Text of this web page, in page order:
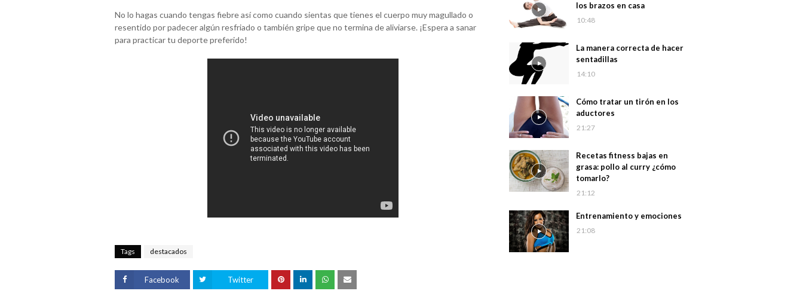
No lo hagas cuando tengas fiebre así como cuando sientas que tienes el cuerpo muy magullado o
resentido por padecer algún resfriado o también gripe que no termina de aliviarse. ¡Espera a sanar
para practicar tu deporte preferido!
Tags destacados
Facebook Twitter
los brazos en casa
10:48
La manera correcta de hacer
sentadillas
14:10
Cómo tratar un tirón en los
aductores
21:27
Recetas fitness bajas en
grasa: pollo al curry ¿cómo
tomarlo?
21:12
Entrenamiento y emociones
21:08